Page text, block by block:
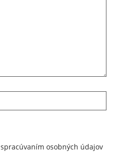
spracúvaním osobných údajov